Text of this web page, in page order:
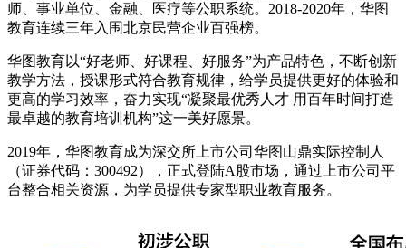
师、事业单位、金融、医疗等公职系统。2018-2020年，华图
教育连续三年入围北京民营企业百强榜。
华图教育以“好老师、好课程、好服务”为产品特色，不断创新
教学方法，授课形式符合教育规律，给学员提供更好的体验和
更高的学习效率，奋力实现“凝聚最优秀人才 用百年时间打造
最卓越的教育培训机构”这一美好愿景。
2019年，华图教育成为深交所上市公司华图山鼎实际控制人
（证券代码：300492），正式登陆A股市场，通过上市公司平
台整合相关资源，为学员提供专家型职业教育服务。